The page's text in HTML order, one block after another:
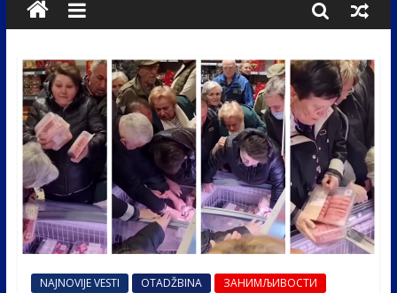
NAJNOVIJE VESTI OTADŽBINA ЗАНИМЉИВОСТИ